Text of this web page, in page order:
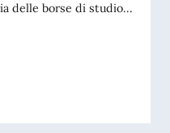
delle borse di studio...
DI BORSE DI STUDIO